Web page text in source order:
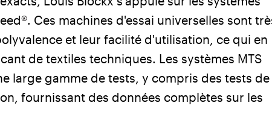
®. Ces machines d'essai universelles sont
et leur facilité d'utilisation, ce qui en
de textiles techniques. Les systèmes MTS
large gamme de tests, y compris des tests de
fournissant des données complètes sur les